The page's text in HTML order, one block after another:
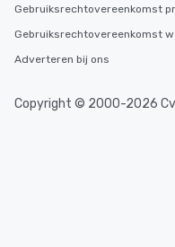
Gebruiksrechtovereenkomst
Gebruiksrechtovereenkomst
Adverteren bij ons
Copyright © 2000-2026